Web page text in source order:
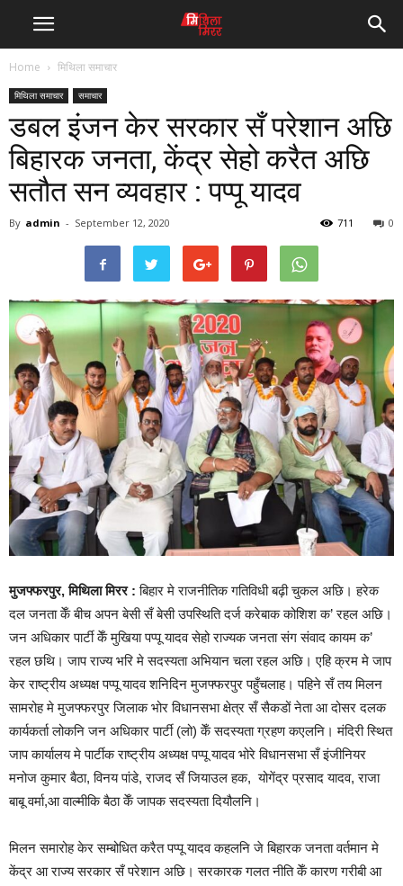
Home मिथिला समाचार
मिथिला समाचार समाचार
डबल इंजन केर सरकार सँ परेशान अछि
बिहारक जनता, केंद्र सेहो करैत अछि
सतौत सन व्यवहार : पप्पू यादव
By admin - September 12, 2020 0
711
मुजफ्फरपुर, मिथिला मिरर :बिहार मे राजनीतिक गतिविधी बढ़ी चुकल अछि। हरेक
दल जनता केँ बीच अपन बेसी सँ बेसी उपस्थिति दर्ज करेबाक कोशिश क’ रहल अछि।
जन अधिकार पार्टी केँ मुखिया पप्पू यादव सेहो राज्यक जनता संग संवाद कायम क’
रहल छथि। जाप राज्य भरि मे सदस्यता अभियान चला रहल अछि। एहि क्रम मे जाप
केर राष्ट्रीय अध्यक्ष पप्पू यादव शनिदिन मुजफ्फरपुर पहुँचलाह। पहिने सँ तय मिलन
सामरोह मे मुजफ्फरपुर जिलाक भोर विधानसभा क्षेत्र सँ सैकडों नेता आ दोसर दलक
कार्यकर्ता लोकनि जन अधिकार पार्टी (लो) केँ सदस्यता ग्रहण कएलनि। मंदिरी स्थित
जाप कार्यालय मे पार्टीक राष्ट्रीय अध्यक्ष पप्पू यादव भोरे विधानसभा सँ इंजीनियर
मनोज कुमार बैठा, विनय पांडे, राजद सँ जियाउल हक, योगेंद्र प्रसाद यादव, राजा
बाबू वर्मा,आ वाल्मीकि बैठा केँ जापक सदस्यता दियौलनि।
मिलन समारोह केर सम्बोधित करैत पप्पू यादव कहलनि जे बिहारक जनता वर्तमान मे
केंद्र आ राज्य सरकार सँ परेशान अछि। सरकारक गलत नीति केँ कारण गरीबी आ